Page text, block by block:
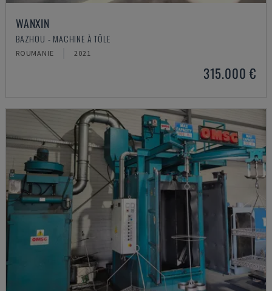
WANXIN
BAZHOU - MACHINE À TÔLE
ROUMANIE 2021
315.000 €